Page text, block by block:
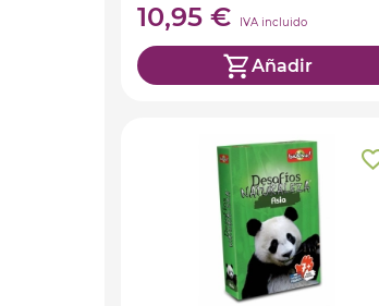
10,95 € IVA incluido
Añadir